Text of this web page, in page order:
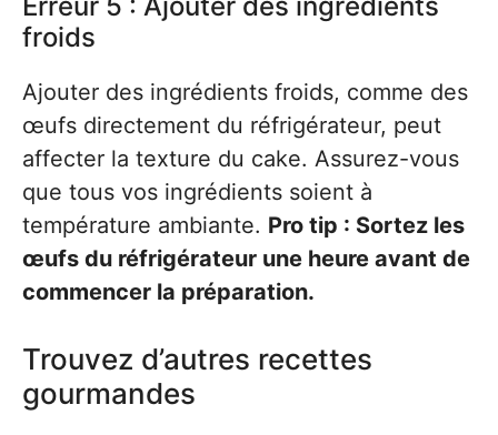
froids
Ajouter des ingrédients froids, comme des
œufs directement du réfrigérateur, peut
affecter la texture du cake. Assurez-vous
que tous vos ingrédients soient à
température ambiante. Pro tip : Sortez les
œufs du réfrigérateur une heure avant de
commencer la préparation.
Trouvez d’autres recettes
gourmandes